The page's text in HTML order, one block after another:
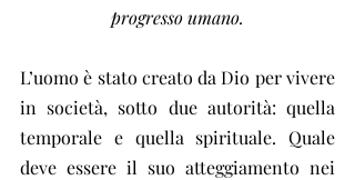
progresso umano.
L’uomo è stato creato da Dio per vivere
in società, sotto due autorità: quella
temporale e quella spirituale. Quale
deve essere il suo atteggiamento nei